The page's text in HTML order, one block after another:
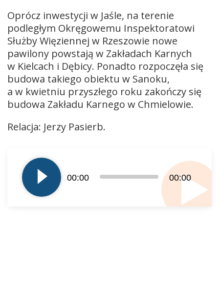
Oprócz inwestycji w Jaśle, na terenie
podległym Okręgowemu Inspektoratowi
Służby Więziennej w Rzeszowie nowe
pawilony powstają w Zakładach Karnych
w Kielcach i Dębicy. Ponadto rozpoczęła się
budowa takiego obiektu w Sanoku,
a w kwietniu przyszłego roku zakończy się
budowa Zakładu Karnego w Chmielowie.
Relacja: Jerzy Pasierb.
plików
dźwiękowych
00:00 00:00